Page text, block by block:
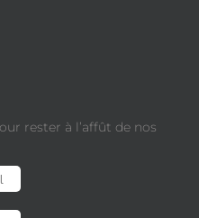
rester à l’affût de nos